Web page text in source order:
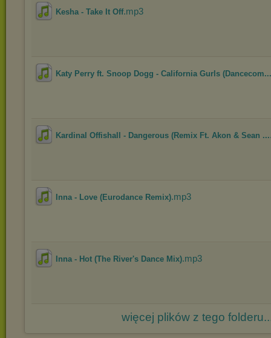
Kesha - Take It Off.mp3
Katy Perry ft. Snoop Dogg - California Gurls (Dancecom...
Kardinal Offishall - Dangerous (Remix Ft. Akon & Sean ...
Inna - Love (Eurodance Remix).mp3
Inna - Hot (The River's Dance Mix).mp3
więcej plików z tego